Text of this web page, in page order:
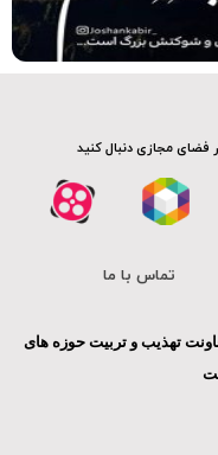
صوت
فضای مجازی دنبال کنید
تماس با ما
تهذیب و تربیت حوزه های